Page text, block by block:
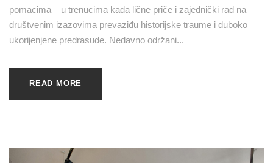
pomacima – u trenucima kada lične priče i zajednički rad na
društvenim izazovima prevaziđu historijske traume i duboko
ukorijenjene predrasude. Nedavno održani...
READ MORE